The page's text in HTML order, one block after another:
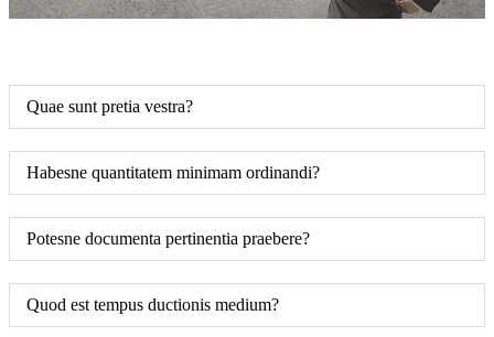
Quae sunt pretia vestra?
Habesne quantitatem minimam ordinandi?
Potesne documenta pertinentia praebere?
Quod est tempus ductionis medium?